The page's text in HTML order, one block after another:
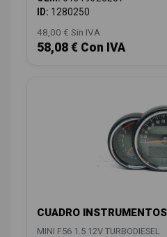
ID: 1280250
48,00 € Sin IVA
58,08 € Con IVA
CUADRO
MINI F56 1.5 12V TURBODIESEL